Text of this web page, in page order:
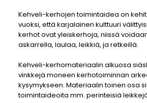
Kehveli-kerhojen toimintaidea on
vuoksi, että karjalainen kulttuuri
kerhot ovat yleiskerhoja, niissä
askarrella, laulaa, leikkiä, ja retkeillä.
Kehveli-kerhomateriaalin alkuosa
vinkkejä moneen kerhotoiminnan
kysymykseen. Materiaalin toinen osa
toimintaideoita mm. perinteisiä